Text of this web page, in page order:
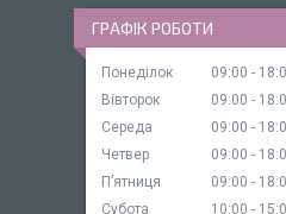
ГРАФІК РОБОТИ
Понеділок 09:00
Вівторок
09:00
Середа
09:00
Четвер
09:00
Пʼятниця
09:00
Субота
10:00